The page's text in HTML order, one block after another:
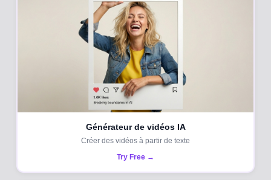
Générateur de vidéos IA
Créer des vidéos à partir de texte
Try Free →